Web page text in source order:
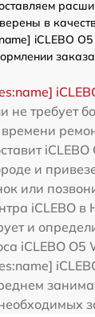
в
iCLEBO
не требует
iCLEBO
и
или
iCLEBO
и
iCLEBO O5